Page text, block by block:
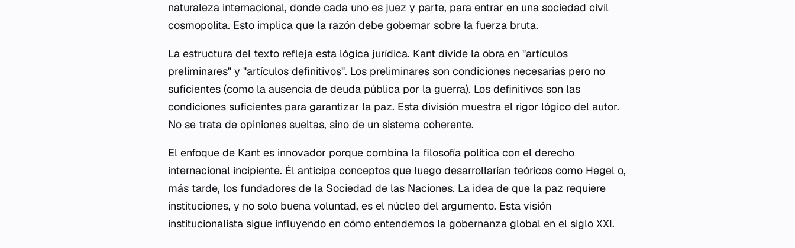
naturaleza internacional, donde cada uno es juez y parte, para entrar en una sociedad civil
cosmopolita. Esto implica que la razón debe gobernar sobre la fuerza bruta.
La estructura del texto refleja esta lógica jurídica. Kant divide la obra en "artículos
preliminares" y "artículos definitivos". Los preliminares son condiciones necesarias pero no
suficientes (como la ausencia de deuda pública por la guerra). Los definitivos son las
condiciones suficientes para garantizar la paz. Esta división muestra el rigor lógico del autor.
No se trata de opiniones sueltas, sino de un sistema coherente.
El enfoque de Kant es innovador porque combina la filosofía política con el derecho
internacional incipiente. Él anticipa conceptos que luego desarrollarían teóricos como Hegel o,
más tarde, los fundadores de la Sociedad de las Naciones. La idea de que la paz requiere
instituciones, y no solo buena voluntad, es el núcleo del argumento. Esta visión
institucionalista sigue influyendo en cómo entendemos la gobernanza global en el siglo XXI.